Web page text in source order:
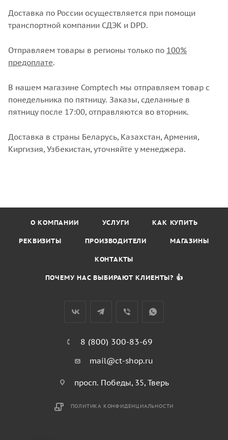
Доставка по России осуществляется при помощи
транспортной компании СДЭК и DPD.
Отправляем товары в регионы только по 100%
предоплате.
В нашем магазине Comptech мы отправляем товар с
понедельника по пятницу. Заказы, сделанные в
пятницу после 17:00, отправляются во вторник.
Доставка в страны Беларусь, Казахстан, Армения,
Киргизия, Узбекистан, уточняйте у менеджера.
О КОМПАНИИ УСЛУГИ КАК КУПИТЬ
РЕКВИЗИТЫ ПРОИЗВОДИТЕЛИ МАГАЗИНЫ
КОНТАКТЫ
ПОЧЕМУ НАС ВЫБИРАЮТ КЛИЕНТЫ? 👍
8 (800) 300-83-69
mail@ct-shop.ru
просп. Победы, 35, Тверь
ПОЛИТИКА КОНФИДЕНЦИАЛЬНОСТИ